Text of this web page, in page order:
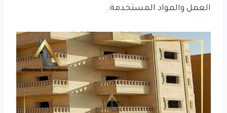
العمل والمواد المستخدمة.